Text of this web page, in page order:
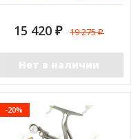
15 420 ₽ 19 275₽
Нет в наличии
-20%